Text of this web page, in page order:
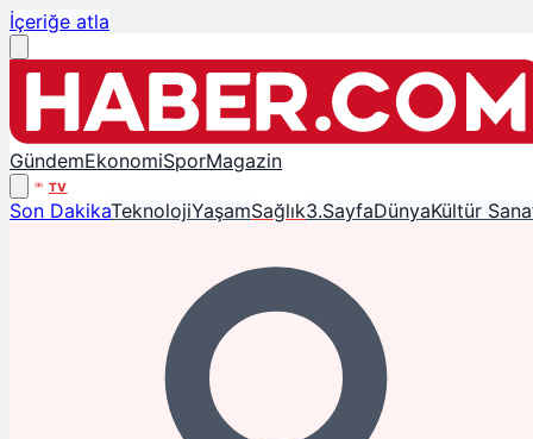
İçeriğe atla
GündemEkonomiSporMagazin
TV
Son DakikaTeknolojiYaşamSağlık3.SayfaDünyaKültür